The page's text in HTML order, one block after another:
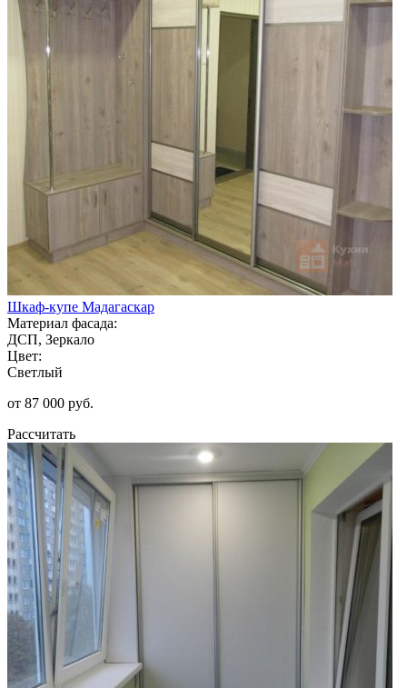
Шкаф-купе Мадагаскар
Материал фасада:
ДСП, Зеркало
Цвет:
Светлый
от 87 000 руб.
Рассчитать